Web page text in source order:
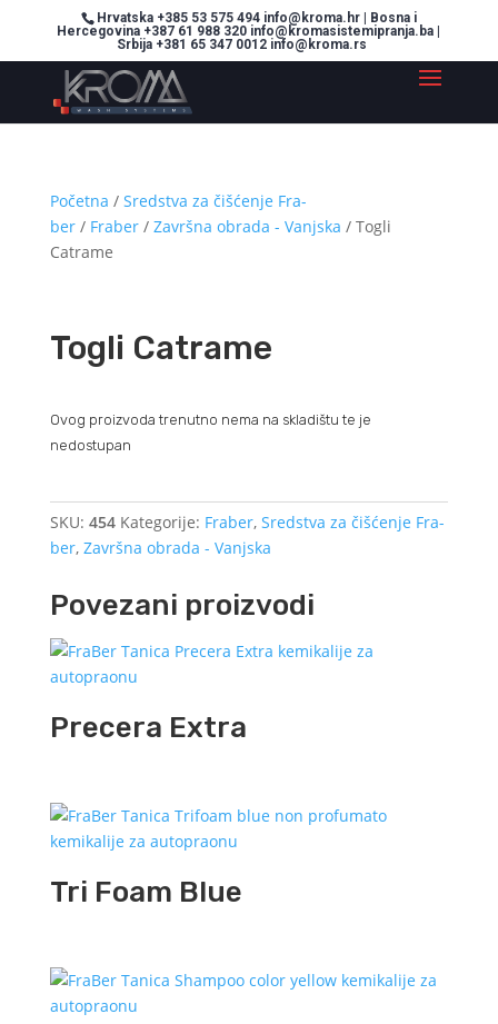
Hrvatska +385 53 575 494 info@kroma.hr | Bosna i
Hercegovina +387 61 988 320 info@kromasistemipranja.ba |
Srbija +381 65 347 0012 info@kroma.rs
Početna / Sredstva za čišćenje Fra-
ber/ Fraber/ Završna obrada - Vanjska / Togli
Catrame
Togli Catrame
Ovog proizvoda trenutno nema na skladištu te je
nedostupan
SKU: 454 Kategorije: Fraber, Sredstva za čišćenje Fra-
ber, Završna obrada - Vanjska
Povezani proizvodi
Precera Extra
Tri Foam Blue